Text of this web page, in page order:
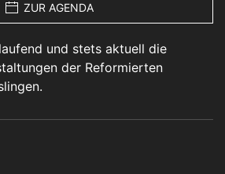
ZUR AGENDA
und stets aktuell die
der Reformierten